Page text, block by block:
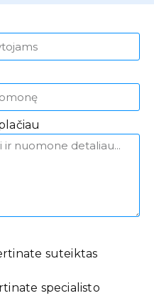
suteiktas
specialisto